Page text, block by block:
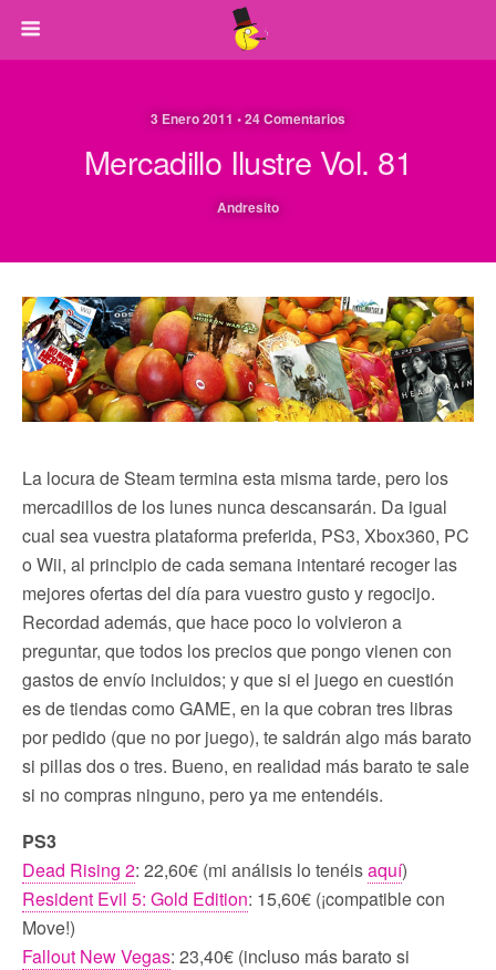
3 Enero 2011 • 24 Comentarios
Mercadillo Ilustre Vol. 81
Andresito
La locura de Steam termina esta misma tarde, pero los
mercadillos de los lunes nunca descansarán. Da igual
cual sea vuestra plataforma preferida, PS3, Xbox360, PC
o Wii, al principio de cada semana intentaré recoger las
mejores ofertas del día para vuestro gusto y regocijo.
Recordad además, que hace poco lo volvieron a
preguntar, que todos los precios que pongo vienen con
gastos de envío incluidos; y que si el juego en cuestión
es de tiendas como GAME, en la que cobran tres libras
por pedido (que no por juego), te saldrán algo más barato
si pillas dos o tres. Bueno, en realidad más barato te sale
si no compras ninguno, pero ya me entendéis.
PS3
Dead Rising 2: 22,60€ (mi análisis lo tenéisaquí)
Resident Evil 5: Gold Edition: 15,60€ (¡compatible con
Move!)
Fallout New Vegas: 23,40€ (incluso más barato si